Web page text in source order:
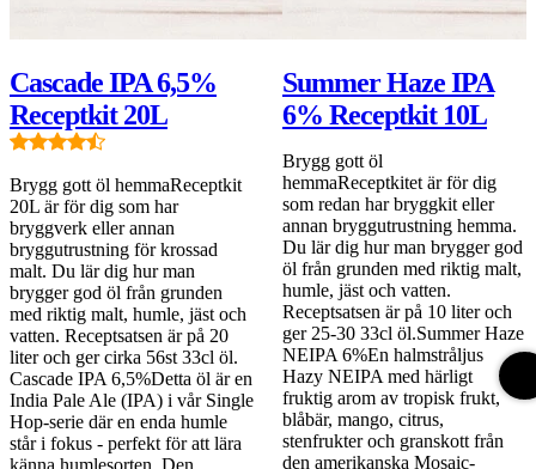
Cascade IPA 6,5%
Receptkit 20L
Brygg gott öl hemmaReceptkit
20L är för dig som har
bryggverk eller annan
bryggutrustning för krossad
malt. Du lär dig hur man
brygger god öl från grunden
med riktig malt, humle, jäst och
vatten. Receptsatsen är på 20
liter och ger cirka 56st 33cl öl.
Cascade IPA 6,5%Detta öl är en
India Pale Ale (IPA) i vår Single
Hop-serie där en enda humle
står i fokus - perfekt för att lära
Summer Haze IPA
6% Receptkit 10L
Brygg gott öl
hemmaReceptkitet är för dig
som redan har bryggkit eller
annan bryggutrustning hemma.
Du lär dig hur man brygger god
öl från grunden med riktig malt,
humle, jäst och vatten.
Receptsatsen är på 10 liter och
ger 25-30 33cl öl.Summer Haze
NEIPA 6%En halmstråljus
Hazy NEIPA med härligt
fruktig arom av tropisk frukt,
blåbär, mango, citrus,
stenfrukter och granskott från
den amerikanska Mosaic-